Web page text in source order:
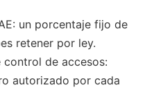
un porcentaje fijo de
retener por ley.
control de accesos:
autorizado por cada